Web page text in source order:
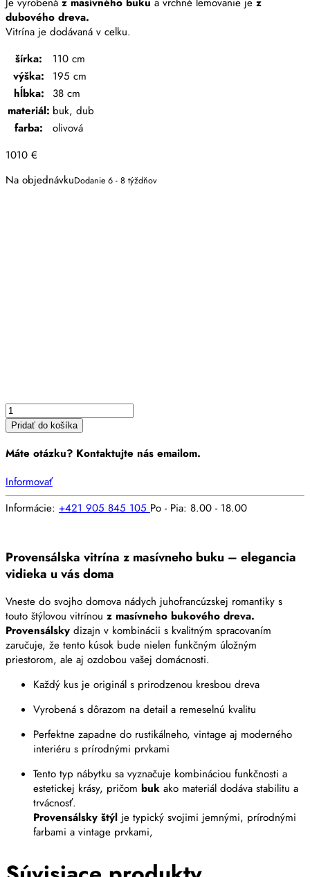
dubového dreva.
Vitrína je dodávaná v celku.
šírka:
110 cm
výška:
195 cm
hĺbka:
38 cm
materiál: buk, dub
farba:
olivová
1010 €
Na objednávkuDodanie 6 - 8 týždňov
Pridať do košíka
Máte otázku? Kontaktujte nás emailom.
Informovať
Informácie: +421 905 845 105 Po - Pia: 8.00 - 18.00
Provensálska vitrína z masívneho buku – elegancia
vidieka u vás doma
Vneste do svojho domova nádych juhofrancúzskej romantiky s
touto štýlovou vitrínou z masívneho bukového dreva.
Provensálsky dizajn v kombinácii s kvalitným spracovaním
zaručuje, že tento kúsok bude nielen funkčným úložným
priestorom, ale aj ozdobou vašej domácnosti.
Každý kus je originál s prirodzenou kresbou dreva
Vyrobená s dôrazom na detail a remeselnú kvalitu
Perfektne zapadne do rustikálneho, vintage aj moderného
interiéru s prírodnými prvkami
Tento typ nábytku sa vyznačuje kombináciou funkčnosti a
estetickej krásy, pričom buk ako materiál dodáva stabilitu a
trvácnosť.
Provensálsky štýl je typický svojimi jemnými, prírodnými
farbami a vintage prvkami,